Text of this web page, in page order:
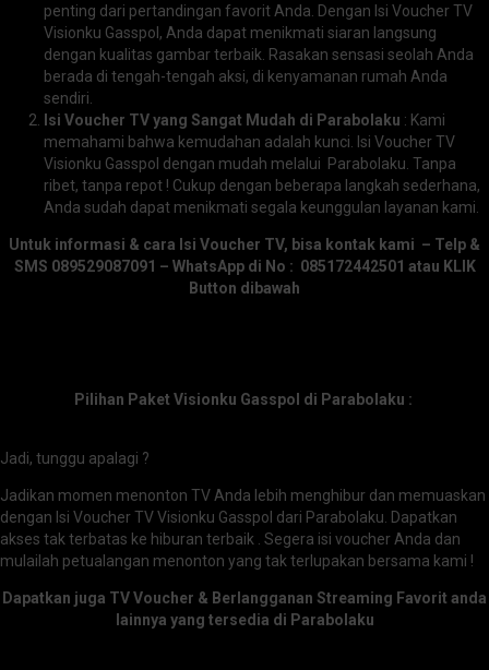
penting dari pertandingan favorit Anda. Dengan Isi Voucher TV
Visionku Gasspol, Anda dapat menikmati siaran langsung
dengan kualitas gambar terbaik. Rasakan sensasi seolah Anda
berada di tengah-tengah aksi, di kenyamanan rumah Anda
sendiri.
Isi Voucher TV yang Sangat Mudah di Parabolaku : Kami
memahami bahwa kemudahan adalah kunci. Isi Voucher TV
Visionku Gasspol dengan mudah melalui Parabolaku. Tanpa
ribet, tanpa repot ! Cukup dengan beberapa langkah sederhana,
Anda sudah dapat menikmati segala keunggulan layanan kami.
Untuk informasi & cara Isi Voucher TV, bisa kontak kami – Telp &
SMS 089529087091 – WhatsApp di No : 085172442501 atau KLIK
Button dibawah
Pilihan Paket Visionku Gasspol di Parabolaku :
Jadi, tunggu apalagi ?
Jadikan momen menonton TV Anda lebih menghibur dan memuaskan
dengan Isi Voucher TV Visionku Gasspol dari Parabolaku. Dapatkan
akses tak terbatas ke hiburan terbaik . Segera isi voucher Anda dan
mulailah petualangan menonton yang tak terlupakan bersama kami !
Dapatkan juga TV Voucher & Berlangganan Streaming Favorit anda
lainnya yang tersedia di Parabolaku